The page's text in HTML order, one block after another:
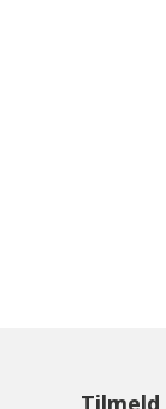
Tilmeld